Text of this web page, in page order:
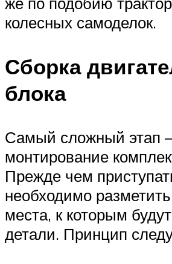
колесных самоделок.
Сборка
блока
Самый сложный этап –
монтирование
Прежде чем
необходимо
места, к которым
детали. Принцип